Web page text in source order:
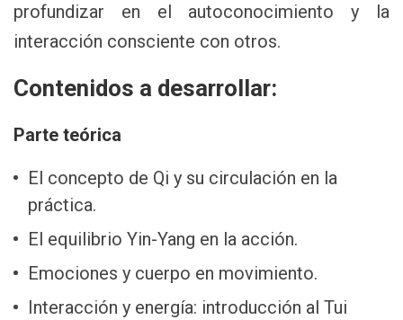
profundizar en el autoconocimiento y la
interacción consciente con otros.
Contenidos a desarrollar:
Parte teórica
El concepto de Qi y su circulación en la
práctica.
El equilibrio Yin-Yang en la acción.
Emociones y cuerpo en movimiento.
Interacción y energía: introducción al Tui